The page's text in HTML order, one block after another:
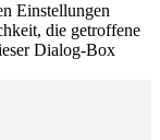
Einstellungen
die getroffene
Dialog-Box